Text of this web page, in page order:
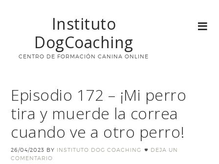
Instituto
DogCoaching
CENTRO DE FORMACIÓN CANINA ONLINE
Episodio 172 – ¡Mi perro
tira y muerde la correa
cuando ve a otro perro!
26/04/2023 BY INSTITUTO DOG COACHING
DEJA UN
COMENTARIO